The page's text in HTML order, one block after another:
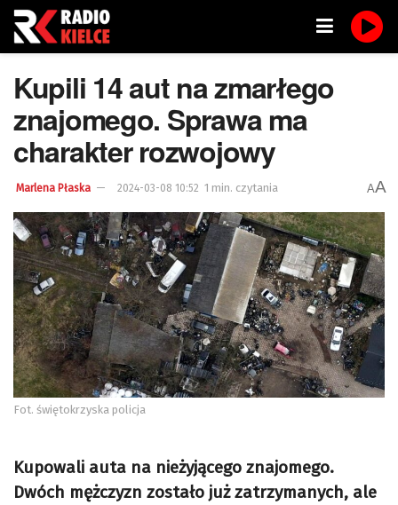
Kupili 14 aut na zmarłego
znajomego. Sprawa ma
charakter rozwojowy
Marlena Płaska 2024-03-08 10:52 1 min. czytania AA
Fot. świętokrzyska policja
Kupowali auta na nieżyjącego znajomego.
Dwóch mężczyzn zostało już zatrzymanych, ale